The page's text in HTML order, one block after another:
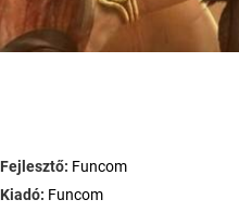
Fejlesztő: Funcom
Kiadó: Funcom